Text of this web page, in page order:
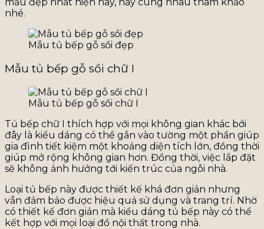
mẫu đẹp nhất hiện nay, hãy cùng nhau tham khảo
nhé.
Mẫu tủ bếp gỗ sồi đẹp
Mẫu tủ bếp gỗ sồi chữ I
Mẫu tủ bếp gỗ sồi chữ I
Tủ bếp chữ I thích hợp với mọi không gian khác bởi
đây là kiểu dáng có thể gắn vào tường một phần giúp
gia đình tiết kiệm một khoảng diện tích lớn, đồng thời
giúp mở rộng không gian hơn. Đồng thời, việc lắp đặt
sẽ không ảnh hưởng tới kiến trúc của ngôi nhà.
Loại tủ bếp này được thiết kế khá đơn giản nhưng
vẫn đảm bảo được hiệu quả sử dụng và trang trí. Nhờ
có thiết kế đơn giản mà kiểu dáng tủ bếp này có thể
kết hợp với mọi loại đồ nội thất trong nhà.